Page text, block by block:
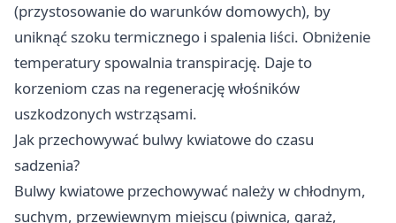
(przystosowanie do warunków domowych), by
uniknąć szoku termicznego i spalenia liści. Obniżenie
temperatury spowalnia transpirację. Daje to
korzeniom czas na regenerację włośników
uszkodzonych wstrząsami.
Jak przechowywać bulwy kwiatowe do czasu
sadzenia?
Bulwy kwiatowe przechowywać należy w chłodnym,
suchym, przewiewnym miejscu (piwnica, garaż,